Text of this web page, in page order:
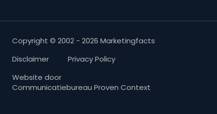
Copyright © 2002 - 2026 Marketingfacts
Disclaimer
Privacy Policy
Website door
Communicatiebureau Proven Context